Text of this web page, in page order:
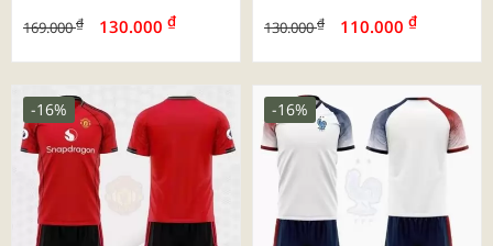
169.000₫ 130.000 ₫ 130.000₫ 110.000 ₫
-16% -16%